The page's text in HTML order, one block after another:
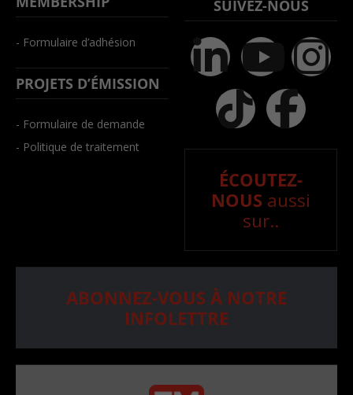
- Formulaire d’adhésion
PROJETS D’ÉMISSION
- Formulaire de demande
- Politique de traitement
SUIVEZ-NOUS
ÉCOUTEZ-
NOUS aussi
sur..
ABONNEZ-VOUS À NOTRE
INFOLETTRE